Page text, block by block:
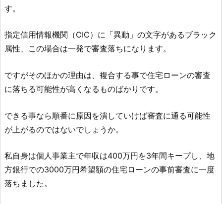
す。
指定信用情報機関（CIC）に「異動」の文字があるブラック
属性、この場合は一発で審査落ちになります。
ですがそのほかの理由は、複合する事で住宅ローンの審査
に落ちる可能性が高くなるものばかりです。
できる事なら順番に原因を潰していけば審査に通る可能性
が上がるのではないでしょうか。
私自身は個人事業主で年収は400万円を3年間キープし、地
方銀行での3000万円希望額の住宅ローンの事前審査に一度
落ちました。